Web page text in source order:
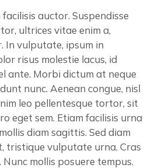
auctor. Suspendisse
ultrices vitae enim a,
In vulputate, ipsum in
risus molestie lacus, id
ante. Morbi dictum at neque
nunc. Aenean congue, nisl
leo pellentesque tortor, sit
eget sem. Etiam facilisis urna
diam sagittis. Sed diam
tristique vulputate urna. Cras
mollis posuere tempus.